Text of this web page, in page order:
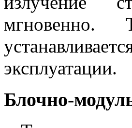
мгновенно.
эксплуатации.
Блочно-